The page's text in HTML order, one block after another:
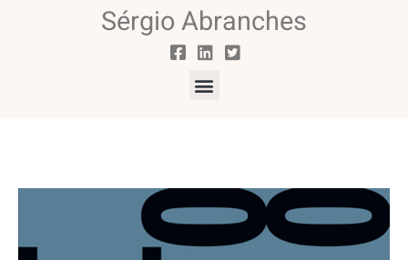
Sérgio Abranches